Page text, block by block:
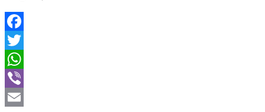
Facebook
Twitter
WhatsApp
Viber